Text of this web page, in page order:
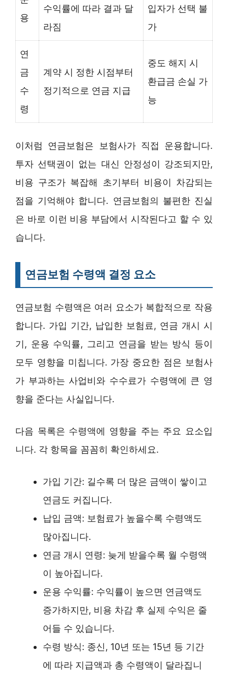
용
수익률에 따라 결과 달
라짐
입자가 선택 불
가
연
금
수
령
계약 시 정한 시점부터
정기적으로 연금 지급
중도 해지 시
환급금 손실 가
능
이처럼 연금보험은 보험사가 직접 운용합니다.
투자 선택권이 없는 대신 안정성이 강조되지만,
비용 구조가 복잡해 초기부터 비용이 차감되는
점을 기억해야 합니다. 연금보험의 불편한 진실
은 바로 이런 비용 부담에서 시작된다고 할 수 있
습니다.
연금보험 수령액 결정 요소
연금보험 수령액은 여러 요소가 복합적으로 작용
합니다. 가입 기간, 납입한 보험료, 연금 개시 시
기, 운용 수익률, 그리고 연금을 받는 방식 등이
모두 영향을 미칩니다. 가장 중요한 점은 보험사
가 부과하는 사업비와 수수료가 수령액에 큰 영
향을 준다는 사실입니다.
다음 목록은 수령액에 영향을 주는 주요 요소입
니다. 각 항목을 꼼꼼히 확인하세요.
가입 기간: 길수록 더 많은 금액이 쌓이고
연금도 커집니다.
납입 금액: 보험료가 높을수록 수령액도
많아집니다.
연금 개시 연령: 늦게 받을수록 월 수령액
이 높아집니다.
운용 수익률: 수익률이 높으면 연금액도
증가하지만, 비용 차감 후 실제 수익은 줄
어들 수 있습니다.
수령 방식: 종신, 10년 또는 15년 등 기간
에 따라 지급액과 총 수령액이 달라집니